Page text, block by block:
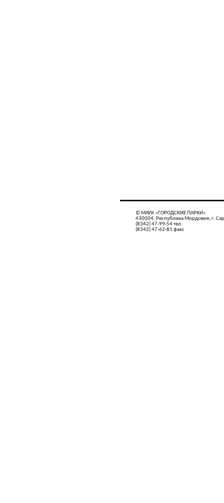
© МАУК «ГОРОДСКИЕ ПАРКИ»
430004, Республика Мордовия, г.
(8342) 47-99-54 тел.
(8342) 47-62-81 факс